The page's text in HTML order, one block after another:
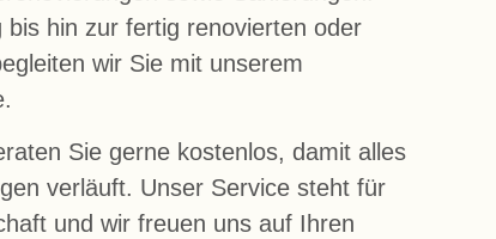
bis hin zur fertig renovierten oder
wir Sie mit unserem
Sie gerne kostenlos, damit alles
verläuft. Unser Service steht für
und wir freuen uns auf Ihren